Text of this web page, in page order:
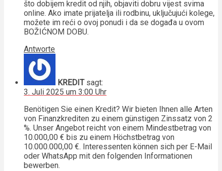
što dobijem kredit od njih, objaviti dobru vijest svima
online. Ako imate prijatelja ili rodbinu, uključujući kolege,
možete im reći o ovoj ponudi i da se događa u ovom
BOŽIĆNOM DOBU.
Antworte
KREDIT sagt:
3. Juli 2025 um 3:00 Uhr
Benötigen Sie einen Kredit? Wir bieten Ihnen alle Arten
von Finanzkrediten zu einem günstigen Zinssatz von 2
%. Unser Angebot reicht von einem Mindestbetrag von
10.000,00 € bis zu einem Höchstbetrag von
10.000.000,00 €. Interessenten können sich per E-Mail
oder WhatsApp mit den folgenden Informationen
bewerben.